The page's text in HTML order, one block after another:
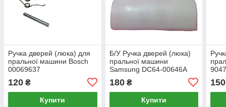
Ручка дверей (люка) для
пральної машини Bosch
00069637
120 ₴
Купити
Б/У Ручка дверей (люка)
пральної машини
Samsung DC64-00646A
180₴
Купити
150